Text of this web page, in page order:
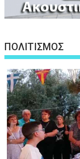
ΠΟΛΙΤΙΣΜΟΣ